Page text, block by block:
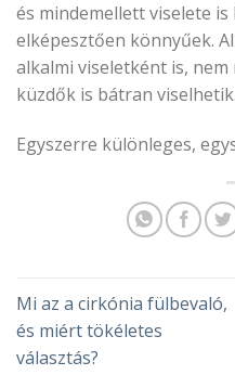
és mindemellett viselete is
elképesztően könnyűek.
alkalmi viseletként is,
küzdők is bátran viselhetik.
Egyszerre különleges,
Mi az a cirkónia fülbevaló,
és miért tökéletes
választás?